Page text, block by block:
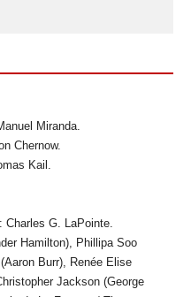
Miranda.
Chernow.
Kail.
Charles G. LaPointe.
Hamilton), Phillipa Soo
Burr), Renée Elise
Jackson (George